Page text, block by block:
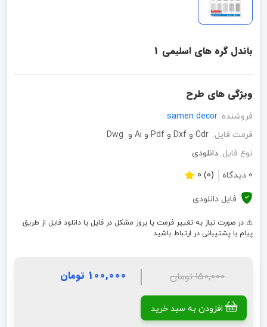
باندل گره های اسلیمی 1
ویژگی های طرح
فروشنده samen decor
فرمت فایل: Cdr و Dxf و Pdf و Ai و Dwg
نوع فایل دانلودی
0 دیدگاه
(0) 0
فایل دانلودی
⚠️ در صورت نیاز به تغییر فرمت یا بروز مشکل در فایل یا دانلود فایل از طریق
پیام با پشتیبانی در ارتباط باشید
150,000 تومان 100,000 تومان
افزودن به سبد خرید